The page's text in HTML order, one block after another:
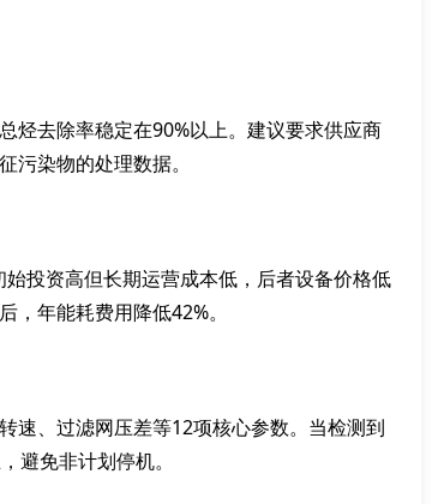
烃去除率稳定在90%以上。建议要求供应商
污染物的处理数据。
投资高但长期运营成本低，后者设备价格低
年能耗费用降低42%。
速、过滤网压差等12项核心参数。当检测到
避免非计划停机。